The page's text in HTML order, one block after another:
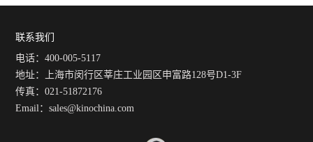
联系我们
电话：400-005-5117
地址：上海市闵行区莘庄工业园区申富路128号D1-3F
传真：021-51872176
Email：sales@kinochina.com